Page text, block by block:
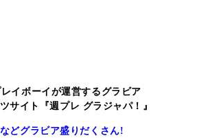
イボーイが運営するグラビア
サイト『週プレ グラジャパ！』
どグラビア盛りだくさん!